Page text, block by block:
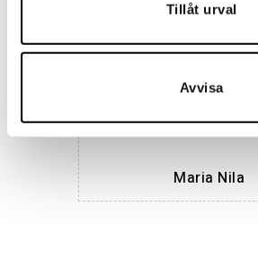
Tillåt urval
Avvisa
Maria Nila